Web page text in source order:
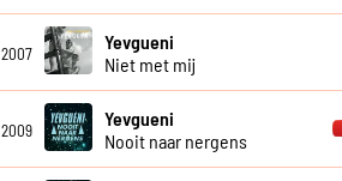
2007
Yevgueni
Niet met mij
2009
Yevgueni
Nooit naar nergens